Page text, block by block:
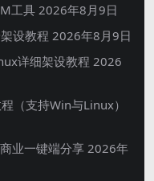
工具 2026年8月9日
设教程 2026年8月9日
详细架设教程 2026
（支持Win与Linux）
业一键端分享 2026年